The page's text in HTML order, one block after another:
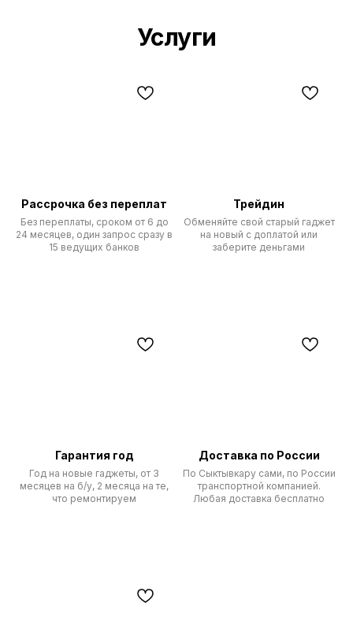
Услуги
Рассрочка без переплат
Без переплаты, сроком от 6 до
24 месяцев, один запрос сразу в
15 ведущих банков
Трейдин
Обменяйте свой старый гаджет
на новый с доплатой или
заберите деньгами
Гарантия год
Год на новые гаджеты, от 3
месяцев на б/у, 2 месяца на те,
что ремонтируем
Доставка по России
По Сыктывкару сами, по России
транспортной компанией.
Любая доставка бесплатно